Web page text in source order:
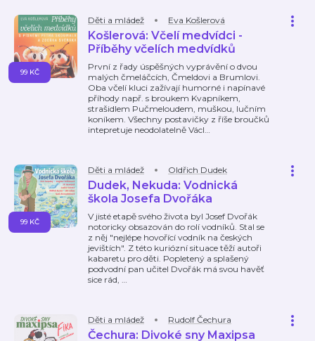
Děti a mládež Eva Košlerová
Košlerová: Včelí medvídci -
Příběhy včelích medvídků
První z řady úspěšných vyprávění o dvou
malých čmeláčcích, Čmeldovi a Brumlovi.
Oba včelí kluci zažívají humorné i napínavé
příhody např. s broukem Kvapníkem,
strašidlem Pučmeloudem, muškou, lučním
koníkem. Všechny postavičky z říše broučků
intepretuje neodolatelně Václ…
99 KČ
Děti a mládež Oldřich Dudek
Dudek, Nekuda: Vodnická
škola Josefa Dvořáka
V jisté etapě svého života byl Josef Dvořák
notoricky obsazován do rolí vodníků. Stal se
z něj "nejlépe hovořící vodník na českých
jevištích". Z této kuriózní situace těží autoři
kabaretu pro děti. Popletený a splašený
podvodní pan učitel Dvořák má svou havěť
sice rád, …
99 KČ
Děti a mládež Rudolf Čechura
Čechura: Divoké sny Maxipsa